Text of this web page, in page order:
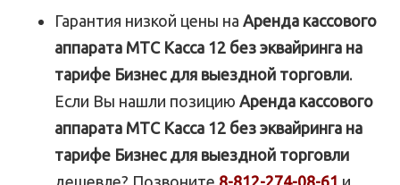
Гарантия низкой цены на Аренда кассового
аппарата МТС Касса 12 без эквайринга на
тарифе Бизнес для выездной торговли.
Если Вы нашли позицию Аренда кассового
аппарата МТС Касса 12 без эквайринга на
тарифе Бизнес для выездной торговли